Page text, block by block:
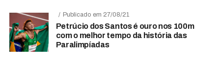
Publicado em 27/08/21
Petrúcio dos Santos é ouro nos 100m
com o melhor tempo da história das
Paralimpíadas